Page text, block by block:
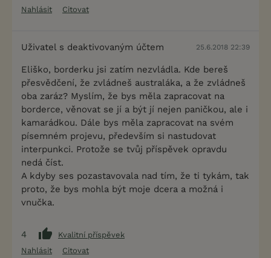
Nahlásit Citovat
Uživatel s deaktivovaným účtem 25.6.2018 22:39
Eliško, borderku jsi zatím nezvládla. Kde bereš
přesvědčení, že zvládneš australáka, a že zvládneš
oba zaráz? Myslím, že bys měla zapracovat na
borderce, věnovat se jí a být jí nejen paničkou, ale i
kamarádkou. Dále bys měla zapracovat na svém
písemném projevu, především si nastudovat
interpunkci. Protože se tvůj příspěvek opravdu
nedá číst.
A kdyby ses pozastavovala nad tím, že ti tykám, tak
proto, že bys mohla být moje dcera a možná i
vnučka.
4
Kvalitní příspěvek
Nahlásit
Citovat